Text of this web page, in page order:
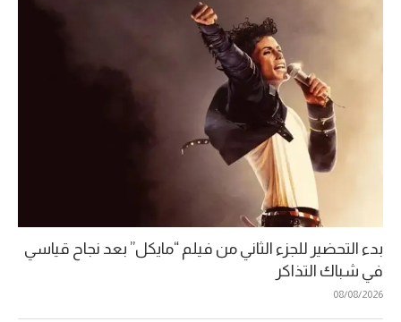
بدء التحضير للجزء الثاني من فيلم “مايكل” بعد نجاح قياسي
في شباك التذاكر
08/08/2026